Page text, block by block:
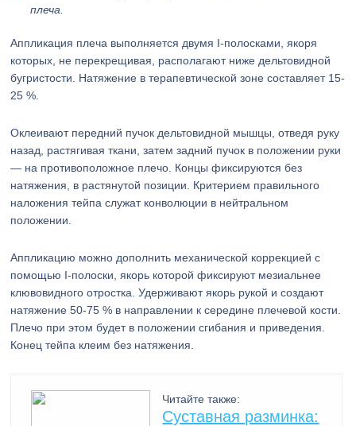
плеча.
Аппликация плеча выполняется двумя I-полосками, якоря
которых, не перекрещивая, располагают ниже дельтовидной
бугристости. Натяжение в терапевтической зоне составляет 15-
25 %.
Оклеивают передний пучок дельтовидной мышцы, отведя руку
назад, растягивая ткани, затем задний пучок в положении руки
— на противоположное плечо. Концы фиксируются без
натяжения, в растянутой позиции. Критерием правильного
наложения тейпа служат конволюции в нейтральном
положении.
Аппликацию можно дополнить механической коррекцией с
помощью I-полоски, якорь которой фиксируют мезиальнее
клювовидного отростка. Удерживают якорь рукой и создают
натяжение 50-75 % в направлении к середине плечевой кости.
Плечо при этом будет в положении сгибания и приведения.
Конец тейпа клеим без натяжения.
Читайте также:
Суставная разминка: